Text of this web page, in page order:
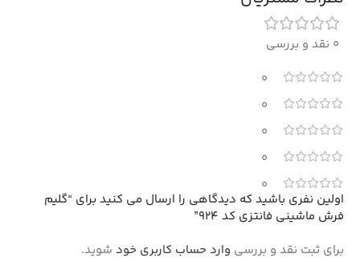
0 نقد و بررسی
0
0
0
0
0
اولین نفری باشید که دیدگاهی را ارسال می کنید برای “گلیم
فرش ماشینی فانتزی کد 924”
برای ثبت نقد و بررسی وارد حساب کاربری خود شوید.